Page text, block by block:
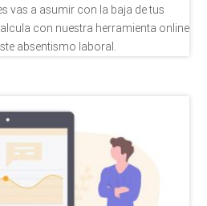
vas a asumir con la baja de tus
con nuestra herramienta online
absentismo laboral.